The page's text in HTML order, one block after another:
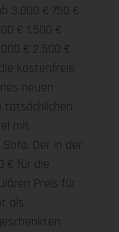
3.000 € 750 €
€ 1.500 €
€ 2.500 €
kostenfreie
neuen
tatsächlichen
mit
Der in der
€ für die
Preis für
als